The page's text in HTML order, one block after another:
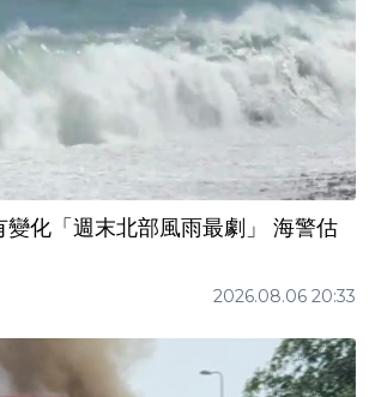
變化「週末北部風雨最劇」 海警估
2026.08.06 20:33